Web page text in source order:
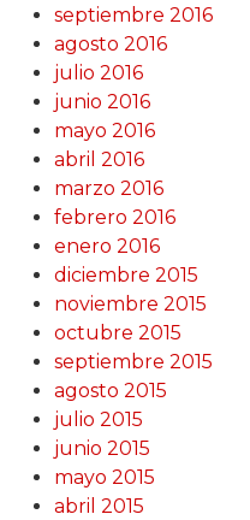
septiembre 2016
agosto 2016
julio 2016
junio 2016
mayo 2016
abril 2016
marzo 2016
febrero 2016
enero 2016
diciembre 2015
noviembre 2015
octubre 2015
septiembre 2015
agosto 2015
julio 2015
junio 2015
mayo 2015
abril 2015